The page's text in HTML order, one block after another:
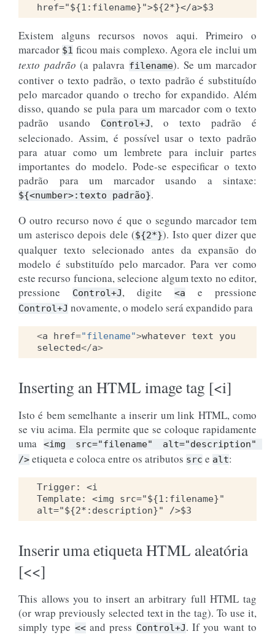
Existem alguns recursos novos aqui. Primeiro o
marcador $1 ficou mais complexo. Agora ele inclui um
texto padrão (a palavra filename). Se um marcador
contiver o texto padrão, o texto padrão é substituído
pelo marcador quando o trecho for expandido. Além
disso, quando se pula para um marcador com o texto
padrão usando
Control+J, o texto padrão é
selecionado. Assim, é possível usar o texto padrão
para atuar como um lembrete para incluir partes
importantes do modelo. Pode-se especificar o texto
padrão para um marcador usando a sintaxe:
${<number>:texto padrão}.
O outro recurso novo é que o segundo marcador tem
um asterisco depois dele (${2*}). Isto quer dizer que
qualquer texto selecionado antes da expansão do
modelo é substituído pelo marcador. Para ver como
este recurso funciona, selecione algum texto no editor,
pressione
Control+J, digite <a e pressione
Control+J novamente, o modelo será expandido para
<a href="filename">whatever text
you
selected</a>
Inserting an HTML image tag [<i]
Isto é bem semelhante a inserir um link HTML, como
se viu acima. Ela permite que se coloque rapidamente
uma
<img src="filename"
alt="description"
/> etiqueta e coloca entre os atributos src e alt:
Trigger: <i
Template: <img src="${1:filename}"
Inserir uma etiqueta HTML aleatória
[<<]
This allows you to insert an arbitrary full HTML tag
(or wrap previously selected text in the tag). To use it,
simply type <<and press Control+J. If you want to